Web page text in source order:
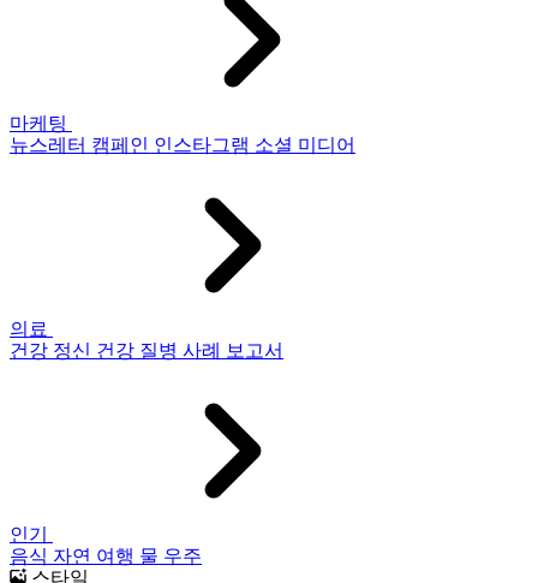
마케팅
뉴스레터 캠페인 인스타그램 소셜 미디어
의료
건강 정신 건강 질병 사례 보고서
인기
음식 자연 여행 물 우주
스타일